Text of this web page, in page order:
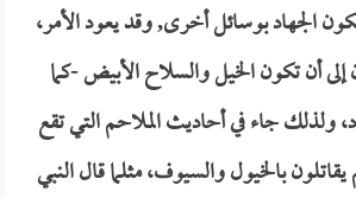
الجهاد بوسائل أخرى, وقد يعود الأمر،
إلى أن تكون الخيل والسلاح الأبيض -كما
ولذلك جاء في أحاديث الملاحم التي تقع
يقاتلون بالخيول والسيوف، مثلما قال النبي